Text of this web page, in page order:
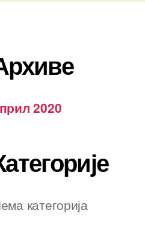
2020
категорија